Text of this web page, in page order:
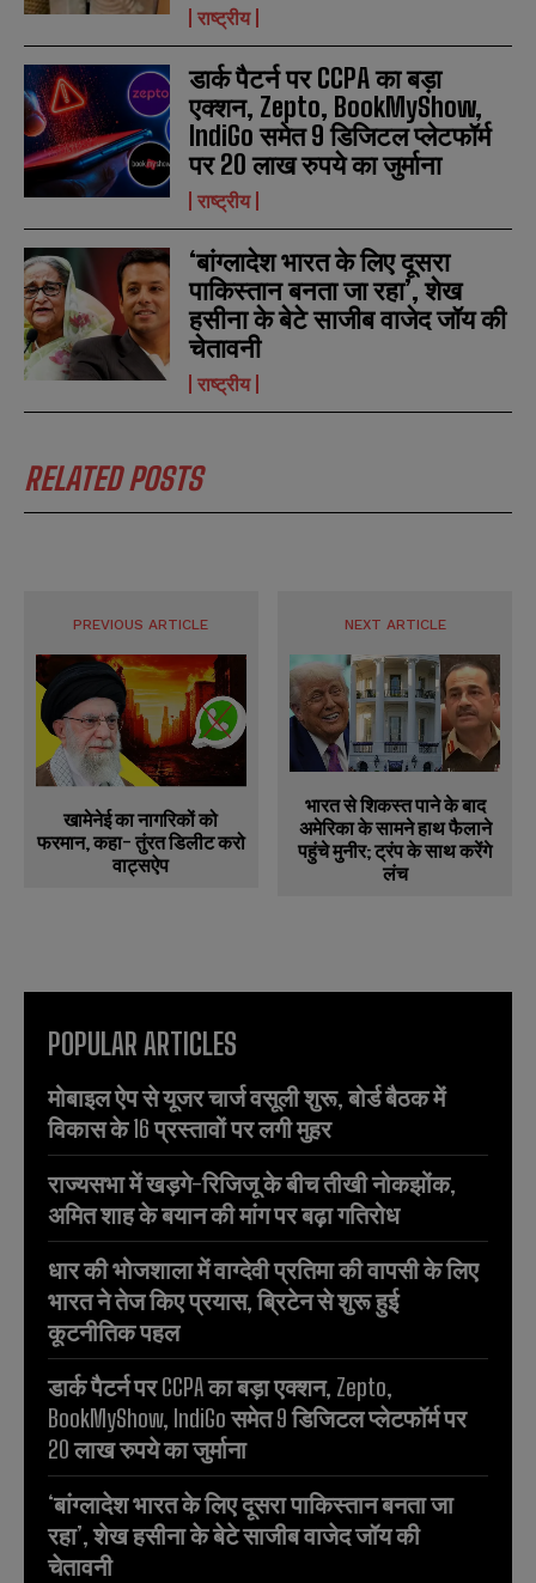
l
*
u
m
b
e
r
s
SUBMIT
l
*
u
m
b
e
r
s
SUBMIT
राष्ट्रीय
डार्क पैटर्न पर CCPA का बड़ा
एक्शन, Zepto, BookMyShow,
IndiGo समेत 9 डिजिटल प्लेटफॉर्म
पर 20 लाख रुपये का जुर्माना
राष्ट्रीय
‘बांग्लादेश भारत के लिए दूसरा
पाकिस्तान बनता जा रहा’, शेख
हसीना के बेटे साजीब वाजेद जॉय की
चेतावनी
राष्ट्रीय
RELATED POSTS
PREVIOUS ARTICLE
खामेनेई का नागरिकों को
फरमान, कहा- तुंरत डिलीट करो
वाट्सऐप
NEXT ARTICLE
भारत से शिकस्त पाने के बाद
अमेरिका के सामने हाथ फैलाने
पहुंचे मुनीर; ट्रंप के साथ करेंगे
लंच
POPULAR ARTICLES
मोबाइल ऐप से यूजर चार्ज वसूली शुरू, बोर्ड बैठक में
विकास के 16 प्रस्तावों पर लगी मुहर
राज्यसभा में खड़गे-रिजिजू के बीच तीखी नोकझोंक,
अमित शाह के बयान की मांग पर बढ़ा गतिरोध
धार की भोजशाला में वाग्देवी प्रतिमा की वापसी के लिए
भारत ने तेज किए प्रयास, ब्रिटेन से शुरू हुई
कूटनीतिक पहल
डार्क पैटर्न पर CCPA का बड़ा एक्शन, Zepto,
BookMyShow, IndiGo समेत 9 डिजिटल प्लेटफॉर्म पर
20 लाख रुपये का जुर्माना
‘बांग्लादेश भारत के लिए दूसरा पाकिस्तान बनता जा
रहा’, शेख हसीना के बेटे साजीब वाजेद जॉय की
चेतावनी